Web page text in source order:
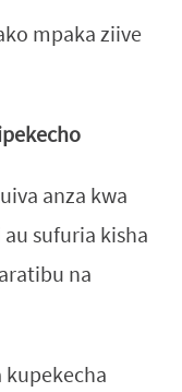
mpaka ziive
anza kwa
sufuria kisha
na
kupekecha